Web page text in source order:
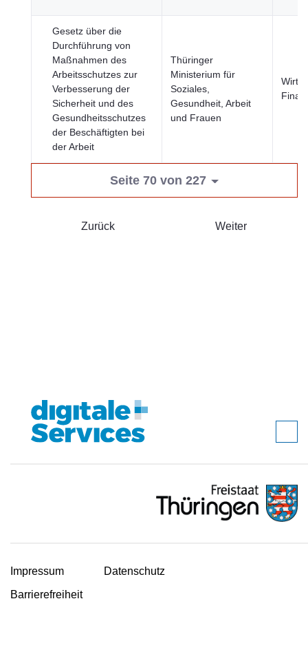
Gesetz über die
Durchführung von
Maßnahmen des
Arbeitsschutzes zur
Verbesserung der
Sicherheit und des
Gesundheitsschutzes
der Beschäftigten bei
der Arbeit
Thüringer
Ministerium für
Soziales,
Gesundheit, Arbeit
und Frauen
Seite 70 von 227
Zurück Weiter
Impressum
Datenschutz
Barrierefreiheit